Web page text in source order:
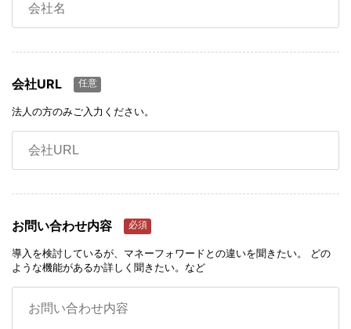
会社URL 任意
法人の方のみご入力ください。
お問い合わせ内容 必須
導入を検討しているが、マネーフォワードとの違いを聞きたい。 どの
ような機能があるか詳しく聞きたい。など